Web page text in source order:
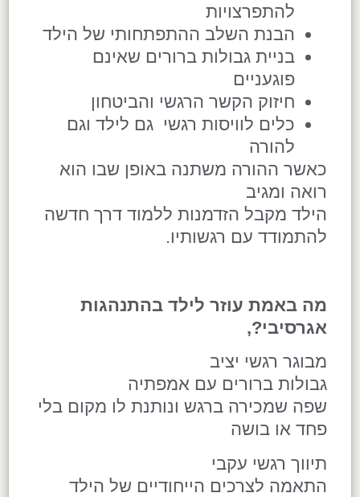
להתפרצויות
הבנת השלב ההתפתחותי של הילד
בניית גבולות ברורים שאינם
פוגעניים
חיזוק הקשר הרגשי והביטחון
כלים לוויסות רגשי גם לילד וגם
להורה
כאשר ההורה משתנה באופן שבו הוא
רואה ומגיב
הילד מקבל הזדמנות ללמוד דרך חדשה
להתמודד עם רגשותיו.
מה באמת עוזר לילד בהתנהגות
אגרסיבי?,
מבוגר רגשי יציב
גבולות ברורים עם אמפתיה
שפה שמכירה ברגש ונותנת לו מקום בלי
פחד או בושה
תיווך רגשי עקבי
התאמה לצרכים הייחודיים של הילד